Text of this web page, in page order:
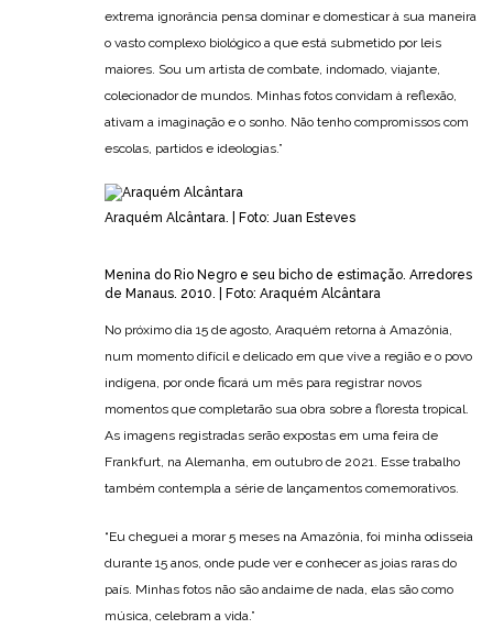
extrema ignorância pensa dominar e domesticar à sua maneira
o vasto complexo biológico a que está submetido por leis
maiores. Sou um artista de combate, indomado, viajante,
colecionador de mundos. Minhas fotos convidam à reflexão,
ativam a imaginação e o sonho. Não tenho compromissos com
escolas, partidos e ideologias.”
Araquém Alcântara. | Foto: Juan Esteves
Menina do Rio Negro e seu bicho de estimação. Arredores
de Manaus. 2010. | Foto: Araquém Alcântara
No próximo dia 15 de agosto, Araquém retorna à Amazônia,
num momento difícil e delicado em que vive a região e o povo
indígena, por onde ficará um mês para registrar novos
momentos que completarão sua obra sobre a floresta tropical.
As imagens registradas serão expostas em uma feira de
Frankfurt, na Alemanha, em outubro de 2021. Esse trabalho
também contempla a série de lançamentos comemorativos.
“Eu cheguei a morar 5 meses na Amazônia, foi minha odisseia
durante 15 anos, onde pude ver e conhecer as joias raras do
país. Minhas fotos não são andaime de nada, elas são como
música, celebram a vida.”